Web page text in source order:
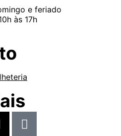
e feriado
às 17h